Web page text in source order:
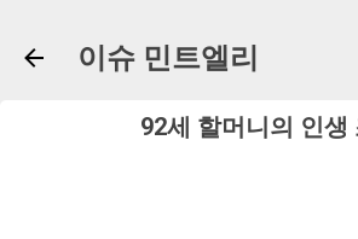
이슈 민트엘리
92세 할머니의 인생